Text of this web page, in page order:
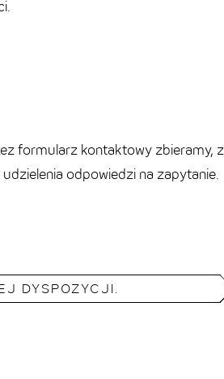
formularz kontaktowy zbieramy,
odpowiedzi na zapytanie.
DYSPOZYCJI.